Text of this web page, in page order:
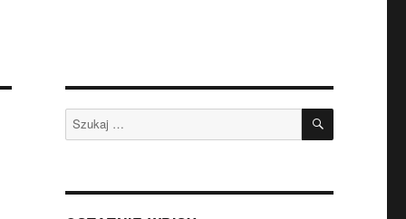
Szukaj: SZUKAJ